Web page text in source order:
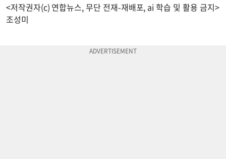
<저작권자(c) 연합뉴스, 무단 전재-재배포, ai 학습 및 활용 금지>
조성미